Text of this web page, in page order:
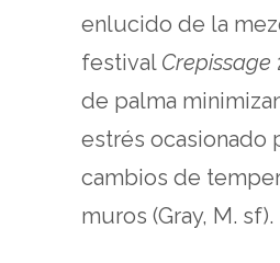
enlucido de la
festival Crepissage
de palma
estrés ocasionado
cambios de
muros (Gray, M. sf).